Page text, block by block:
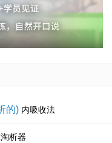
的) 内吸收法
析器